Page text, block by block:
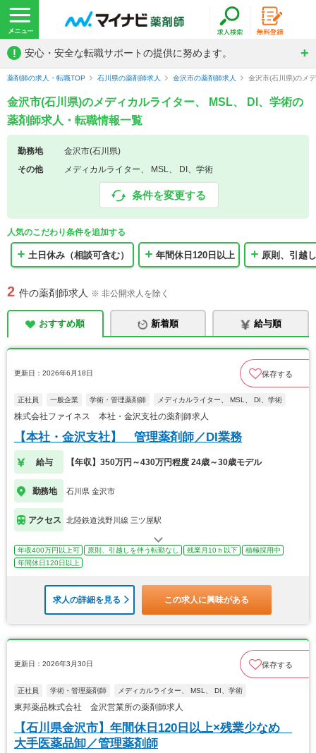
! 安心・安全な転職サポートの提供に努めます。
薬剤師の求人・転職TOP 石川県の薬剤師求人 金沢市の薬剤師求人 金沢市(石川県)のメ
金沢市(石川県)のメディカルライター、 MSL、 DI、学術の
薬剤師求人・転職情報一覧
勤務地
金沢市(石川県)
その他
メディカルライター、 MSL、 DI、学術
条件を変更する
人気のこだわり条件を追加する
土日休み（相談可含む） 年間休日120日以上 原則、引越
2 件の薬剤師求人 ※ 非公開求人を除く
おすすめ順 新着順 給与順
更新日：2026年6月18日 保存する
正社員 一般企業 学術・管理薬剤師 メディカルライター、 MSL、 DI、学術
株式会社ファイネス 本社・金沢支社の薬剤師求人
【本社・金沢支社】 管理薬剤師／DI業務
給与 【年収】350万円～430万円程度 24歳～30歳モデル
勤務地 石川県 金沢市
アクセス 北陸鉄道浅野川線 三ツ屋駅
年収400万円以上可 原則、引越しを伴う転勤なし 残業月10ｈ以下
積極採用中
年間休日120日以上
求人の詳細を見る この求人に興味がある
更新日：2026年3月30日 保存する
正社員 学術・管理薬剤師 メディカルライター、 MSL、 DI、学術
東邦薬品株式会社 金沢営業所の薬剤師求人
【石川県金沢市】年間休日120日以上×残業少なめ
大手医薬品卸／管理薬剤師